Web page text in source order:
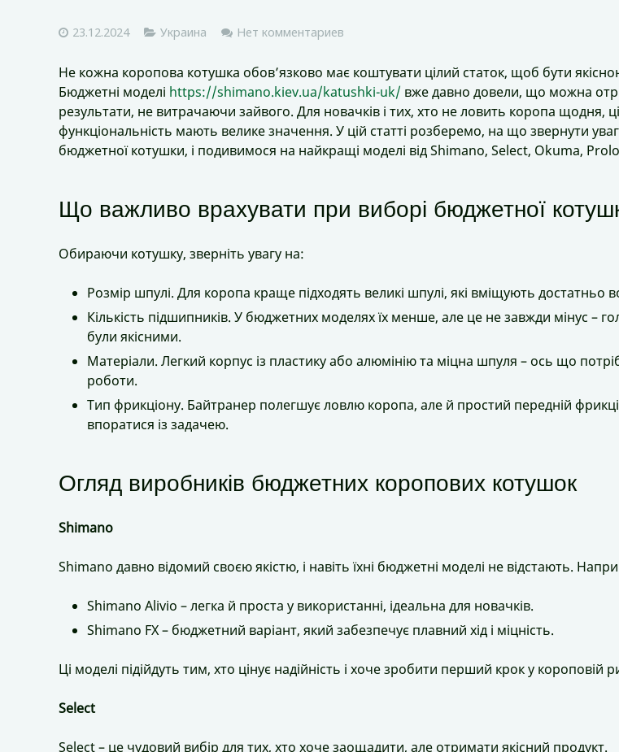
23.12.2024 Украина Нет комментариев
Не кожна коропова котушка обов’язково має коштувати цілий статок, щоб бути
Бюджетні моделі https://shimano.kiev.ua/katushki-uk/ вже давно довели, що можна
результати, не витрачаючи зайвого. Для новачків і тих, хто не ловить коропа щодня,
функціональність мають велике значення. У цій статті розберемо, на що звернути
бюджетної котушки, і подивимося на найкращі моделі від Shimano, Select, Okuma,
Що важливо врахувати при виборі бюджетної
Обираючи котушку, зверніть увагу на:
Розмір шпулі. Для коропа краще підходять великі шпулі, які вміщують достатньо
Кількість підшипників. У бюджетних моделях їх менше, але це не завжди мінус –
були якісними.
Матеріали. Легкий корпус із пластику або алюмінію та міцна шпуля – ось що
роботи.
Тип фрикціону. Байтранер полегшує ловлю коропа, але й простий передній
впоратися із задачею.
Огляд виробників бюджетних коропових котушок
Shimano
Shimano давно відомий своєю якістю, і навіть їхні бюджетні моделі не відстають.
Shimano Alivio – легка й проста у використанні, ідеальна для новачків.
Shimano FX – бюджетний варіант, який забезпечує плавний хід і міцність.
Ці моделі підійдуть тим, хто цінує надійність і хоче зробити перший крок у короповій
Select
Select – це чудовий вибір для тих, хто хоче заощадити, але отримати якісний продукт.